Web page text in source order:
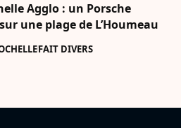
Agglo : un Porsche
une plage de L’Houmeau
FAIT DIVERS